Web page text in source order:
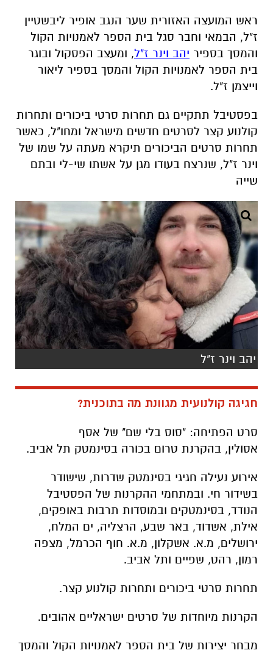
ראש המועצה האזורית שער הנגב אופיר ליבשטיין
ז"ל, הבמאי וחבר סגל בית הספר לאמנויות הקול
והמסך בספיר יהב וינר ז"ל, ומעצב הפסקול ובוגר
בית הספר לאמנויות הקול והמסך בספיר ליאור
וייצמן ז"ל.
בפסטיבל תתקיים גם תחרות סרטי ביכורים ותחרות
קולנוע קצר לסרטים חדשים מישראל ומחו"ל, כאשר
תחרות סרטים הביכורים תיקרא מעתה על שמו של
וינר ז"ל, שנרצח בעודו מגן על אשתו שי-לי ובתם
שייה
יהב וינר ז"ל
חגיגה קולנועית מגוונת מה בתוכנית?
סרט הפתיחה: "סוס בלי שם" של אסף
אסולין, בהקרנת טרום בכורה בסינמטק תל אביב.
אירוע נעילה חגיגי בסינמטק שדרות, שישודר
בשידור חי. ובמתחמי ההקרנות של הפסטיבל
הנודד, בסינמטקים ובמוסדות תרבות באופקים,
אילת, אשדוד, באר שבע, הרצליה, ים המלח,
ירושלים, מ.א. אשקלון, מ.א. חוף הכרמל, מצפה
רמון, רהט, שפיים ותל אביב.
תחרות סרטי ביכורים ותחרות קולנוע קצר.
הקרנות מיוחדות של סרטים ישראליים אהובים.
מבחר יצירות של בית הספר לאמנויות הקול והמסך